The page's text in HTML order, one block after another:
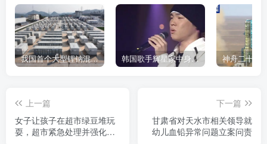
我国首个大型锂钠混合储能站投产，开启储能新时代 韩国歌手辉星家中身亡，终年43岁，警方调查死因
上一篇
女子让孩子在超市绿豆堆玩
耍，超市紧急处理并强化管
下一篇
甘肃省对天水市相关领导就
幼儿血铅异常问题立案问责